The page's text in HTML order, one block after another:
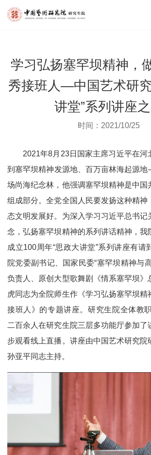
学习弘扬塞罕坝精神，
秀接班人—中国艺术研
讲堂”系列讲座
时间：2021/10/25
2021年8月23日国家主席习近平在河
到塞罕坝精神发源地、百万亩林海起源
场尚海纪念林，他强调塞罕坝精神是中国
组成部分。全党全国人民要发扬这种精神
态文明发展好。为深入学习习近平总书记
念，弘扬塞罕坝精神的系列讲话精神，我
成立100周年“思政大讲堂”系列讲座有请
院党委副书记、国家民委“塞罕坝精神与
负责人、原创大型歌舞剧《情系塞罕坝》
虎同志为全院师生作《学习弘扬塞罕坝精
接班人》的专题讲座。研究生院全体教
二百余人在研究生院三层多功能厅参加了
步观看线上直播。讲座由中国艺术研究院
孙亚平同志主持。